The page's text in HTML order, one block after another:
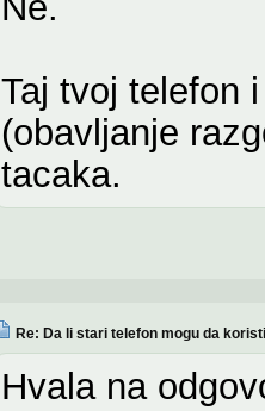
Taj tvoj telefon
(obavljanje
tacaka.
Re: Da li stari telefon mogu da
Hvala na